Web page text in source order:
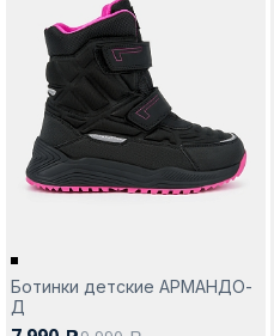
Ботинки детские АРМАНДО-
Д